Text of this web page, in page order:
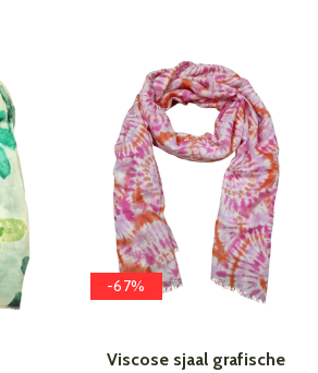
-67%
Viscose sjaal grafische